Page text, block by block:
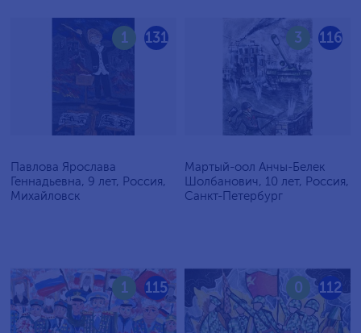
131
1
Павлова Ярослава
Геннадьевна, 9 лет, Россия,
Михайловск
116
3
Мартый-оол Анчы-Белек
Шолбанович, 10 лет, Россия,
Санкт-Петербург
115
1 112
0